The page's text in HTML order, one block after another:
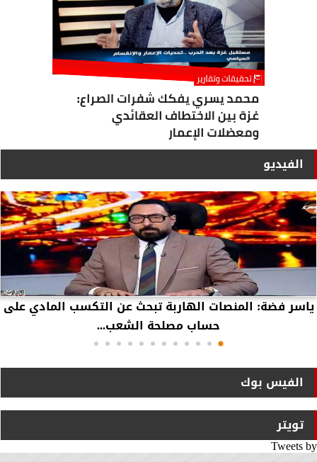
الفيديو
ياسر فضة: المنصات الهاربة تبحث عن التكسب المادي على
حساب مصلحة الشعب...
الفيس بوك
تويتر
Tweets by